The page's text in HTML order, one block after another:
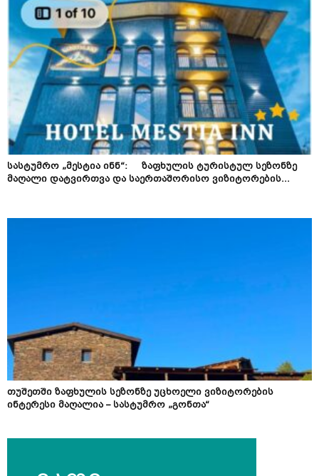
სასტუმრო „მესტია ინნ“: ზაფხულის ტურისტულ სეზონზე
მაღალი დატვირთვა და საერთაშორისო ვიზიტორების...
თუშეთში ზაფხულის სეზონზე უცხოელი ვიზიტორების
ინტერესი მაღალია – სასტუმრო „გონთა“